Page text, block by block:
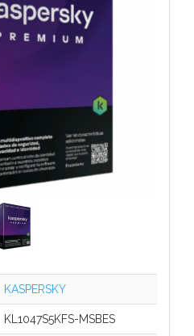
KASPERSKY
KL1047S5KFS-MSBES